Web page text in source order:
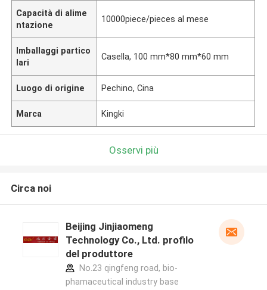
Capacità di alime
ntazione
10000piece/pieces al mese
Imballaggi partico
lari
Casella, 100 mm*80 mm*60 mm
Luogo di origine Pechino, Cina
Marca Kingki
Osservi più
Circa noi
Beijing Jinjiaomeng
Technology Co., Ltd. profilo
del produttore
No.23 qingfeng road, bio-
phamaceutical industry base